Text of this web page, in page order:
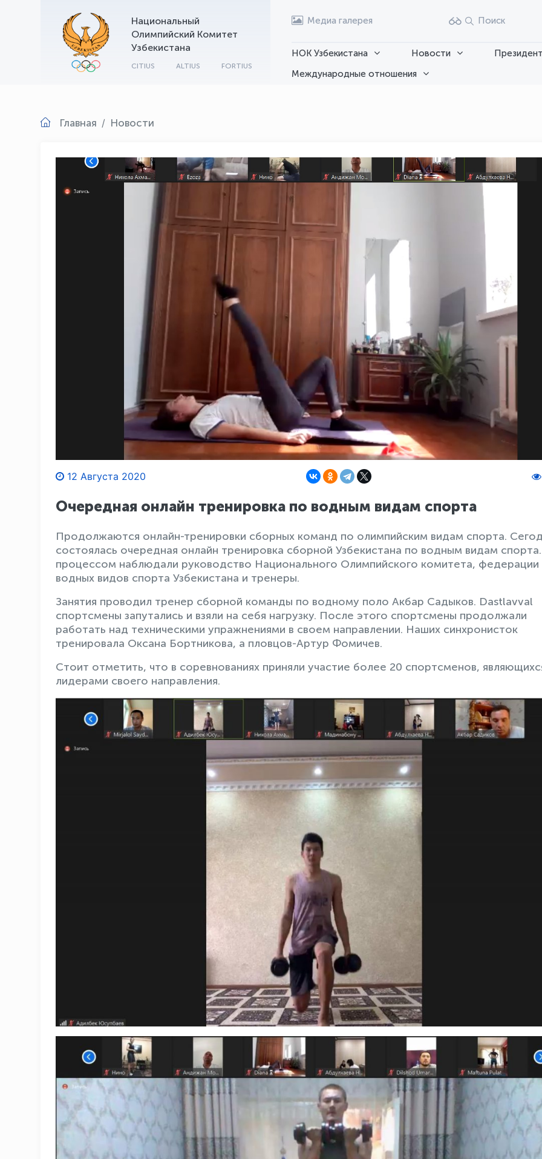
Национальный
Олимпийский Комитет
Узбекистана
CITIUS ALTIUS FORTIUS
Медиа галерея Поиск
НОК Узбекистана Новости
Международные отношения
Главная Новости
12 Августа 2020
Очередная онлайн тренировка по водным видам спорта
Продолжаются онлайн-тренировки сборных команд по олимпийским видам спорта.
состоялась очередная онлайн тренировка сборной Узбекистана по водным видам
процессом наблюдали руководство Национального Олимпийского комитета, федерации
водных видов спорта Узбекистана и тренеры.
Занятия проводил тренер сборной команды по водному поло Акбар Садыков. Dastlavval
спортсмены запутались и взяли на себя нагрузку. После этого спортсмены продолжали
работать над техническими упражнениями в своем направлении. Наших синхронисток
тренировала Оксана Бортникова, а пловцов-Артур Фомичев.
Стоит отметить, что в соревнованиях приняли участие более 20 спортсменов,
лидерами своего направления.